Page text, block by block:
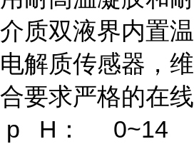
介质双液界内置
电解质传感器，
合要求严格的在线
p H： 0~14